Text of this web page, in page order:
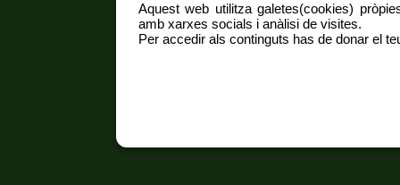
Aquest web utilitza galetes(cookies)
amb xarxes socials i anàlisi de visites.
Per accedir als continguts has de donar el